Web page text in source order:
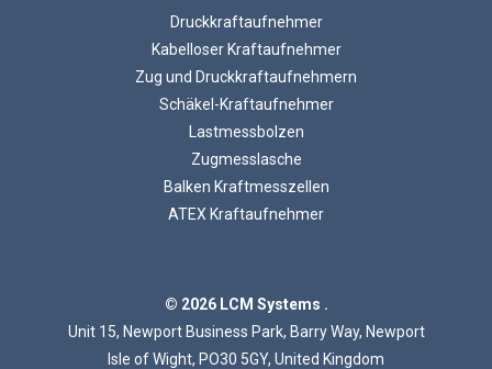
Druckkraftaufnehmer
Kabelloser Kraftaufnehmer
Zug und Druckkraftaufnehmern
Schäkel-Kraftaufnehmer
Lastmessbolzen
Zugmesslasche
Balken Kraftmesszellen
ATEX Kraftaufnehmer
© 2026 LCM Systems .
Unit 15, Newport Business Park, Barry Way, Newport
Isle of Wight, PO30 5GY, United Kingdom